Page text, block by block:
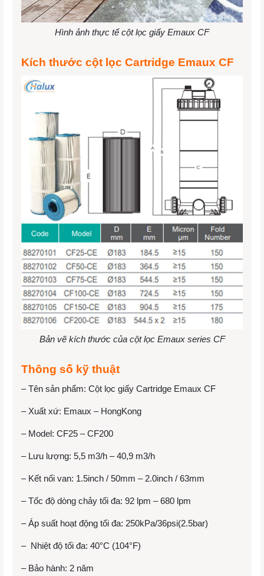
Hình ảnh thực tế cột lọc giấy Emaux CF
Kích thước cột lọc Cartridge Emaux CF
Bản vẽ kích thước của cột lọc Emaux series CF
Thông số kỹ thuật
– Tên sản phẩm: Cột lọc giấy Cartridge Emaux CF
– Xuất xứ: Emaux – HongKong
– Model: CF25 – CF200
– Lưu lượng: 5,5 m3/h – 40,9 m3/h
– Kết nối van: 1.5inch / 50mm – 2.0inch / 63mm
– Tốc độ dòng chảy tối đa: 92 lpm – 680 lpm
– Áp suất hoạt động tối đa: 250kPa/36psi(2.5bar)
– Nhiệt độ tối đa: 40°C (104°F)
– Bảo hành: 2 năm